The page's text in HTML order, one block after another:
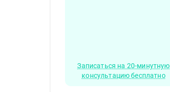
Записаться на 20-минутную
консультацию бесплатно